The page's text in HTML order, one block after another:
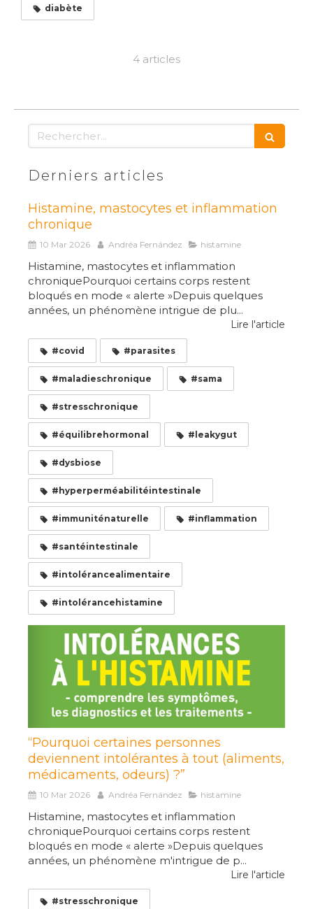
diabète
4 articles
Rechercher
Derniers articles
Histamine, mastocytes et inflammation
chronique
10 Mar 2026 Andréa Fernández histamine
Histamine, mastocytes et inflammation
chroniquePourquoi certains corps restent
bloqués en mode « alerte »Depuis quelques
années, un phénomène intrigue de plu...
Lire l'article
#covid #parasites
#maladieschronique #sama
#stresschronique
#équilibrehormonal #leakygut
#dysbiose
#hyperperméabilitéintestinale
#immuniténaturelle #inflammation
#santéintestinale
#intolérancealimentaire
#intolérancehistamine
“Pourquoi certaines personnes
deviennent intolérantes à tout (aliments,
médicaments, odeurs) ?”
10 Mar 2026 Andréa Fernández histamine
Histamine, mastocytes et inflammation
chroniquePourquoi certains corps restent
bloqués en mode « alerte »Depuis quelques
années, un phénomène m'intrigue de p...
Lire l'article
#stresschronique